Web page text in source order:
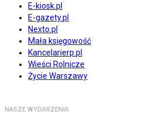
E-kiosk.pl
E-gazety.pl
Nexto.pl
Mała księgowość
Kancelarierp.pl
Wieści Rolnicze
Życie Warszawy
NASZE WYDARZENIA